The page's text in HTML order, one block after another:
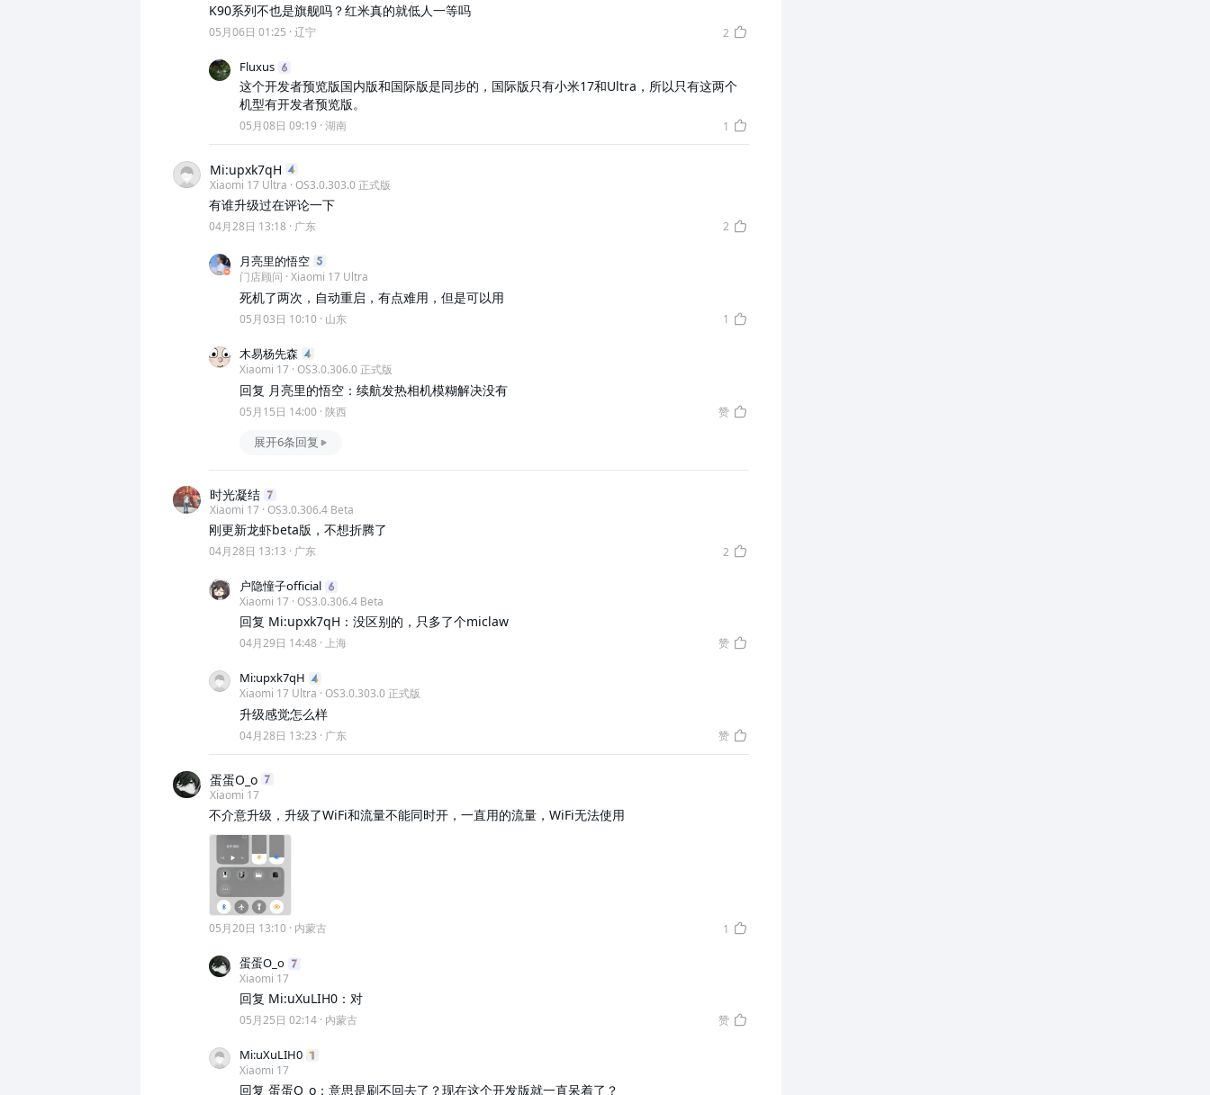
K90系列不也是旗舰吗？红米真的就低人一等吗
05月06日 01:25 · 辽宁 2
Fluxus
这个开发者预览版国内版和国际版是同步的，国际版只有小米17和Ultra，所以只有这两个
机型有开发者预览版。
05月08日 09:19 · 湖南 1
Mi:upxk7qH
Xiaomi 17 Ultra · OS3.0.303.0 正式版
有谁升级过在评论一下
04月28日 13:18 · 广东 2
月亮里的悟空
门店顾问 · Xiaomi 17 Ultra
死机了两次，自动重启，有点难用，但是可以用
05月03日 10:10 · 山东 1
木易杨先森
Xiaomi 17 · OS3.0.306.0 正式版
回复 月亮里的悟空：续航发热相机模糊解决没有
05月15日 14:00 · 陕西 赞
展开6条回复
时光凝结
Xiaomi 17 · OS3.0.306.4 Beta
刚更新龙虾beta版，不想折腾了
04月28日 13:13 · 广东 2
户隐憧子official
Xiaomi 17 · OS3.0.306.4 Beta
回复 Mi:upxk7qH：没区别的，只多了个miclaw
04月29日 14:48 · 上海 赞
Mi:upxk7qH
Xiaomi 17 Ultra · OS3.0.303.0 正式版
升级感觉怎么样
04月28日 13:23 · 广东 赞
蛋蛋O_o
Xiaomi 17
不介意升级，升级了WiFi和流量不能同时开，一直用的流量，WiFi无法使用
05月20日 13:10 · 内蒙古 1
蛋蛋O_o
Xiaomi 17
回复 Mi:uXuLIH0：对
05月25日 02:14 · 内蒙古 赞
Mi:uXuLIH0
Xiaomi 17
回复 蛋蛋O_o：意思是刷不回去了？现在这个开发版就一直呆着了？